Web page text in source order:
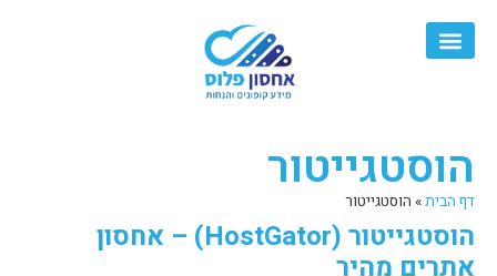
הוסטגייטור
דף הבית» הוסטגייטור
הוסטגייטור (HostGator) – אחסון
אתרים מהיר